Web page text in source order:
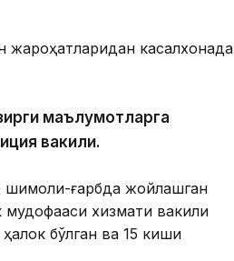
жароҳатларидан касалхонада
маълумотларга
вакили.
шимоли-ғарбда жойлашган
мудофааси хизмати вакили
бўлган ва 15 киши